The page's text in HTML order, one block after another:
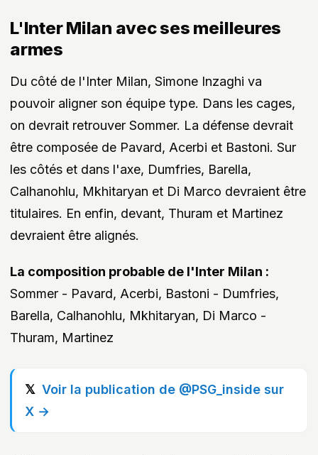
L'Inter Milan avec ses meilleures
armes
Du côté de l'Inter Milan, Simone Inzaghi va
pouvoir aligner son équipe type. Dans les cages,
on devrait retrouver Sommer. La défense devrait
être composée de Pavard, Acerbi et Bastoni. Sur
les côtés et dans l'axe, Dumfries, Barella,
Calhanohlu, Mkhitaryan et Di Marco devraient être
titulaires. En enfin, devant, Thuram et Martinez
devraient être alignés.
La composition probable de l'Inter Milan :
Sommer - Pavard, Acerbi, Bastoni - Dumfries,
Barella, Calhanohlu, Mkhitaryan, Di Marco -
Thuram, Martinez
Voir la publication de @PSG_inside sur
X →